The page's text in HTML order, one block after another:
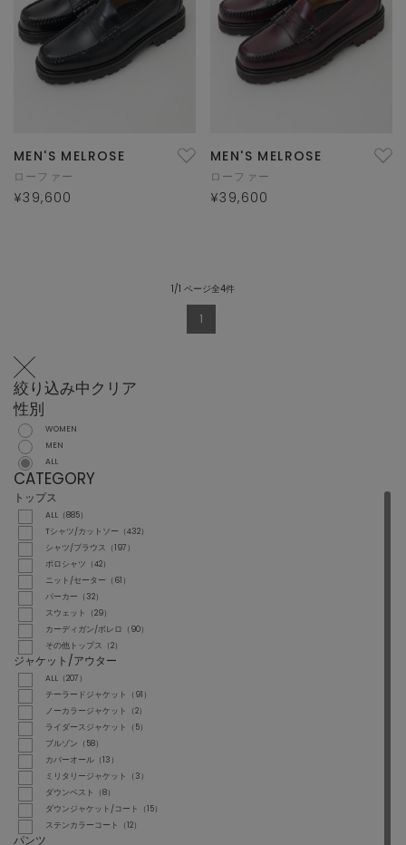
MEN'S MELROSE
ローファー
¥39,600
MEN'S MELROSE
ローファー
¥39,600
1/1 ページ全4件
1
絞り込み中クリア
性別
WOMEN
MEN
ALL
CATEGORY
トップス
ALL（885）
Tシャツ/カットソー（432）
シャツ/ブラウス（197）
ポロシャツ（42）
ニット/セーター（61）
パーカー（32）
スウェット（29）
カーディガン/ボレロ（90）
その他トップス（2）
ジャケット/アウター
ALL（207）
テーラードジャケット（91）
ノーカラージャケット（2）
ライダースジャケット（5）
ブルゾン（58）
カバーオール（13）
ミリタリージャケット（3）
ダウンベスト（8）
ダウンジャケット/コート（15）
ステンカラーコート（12）
パンツ